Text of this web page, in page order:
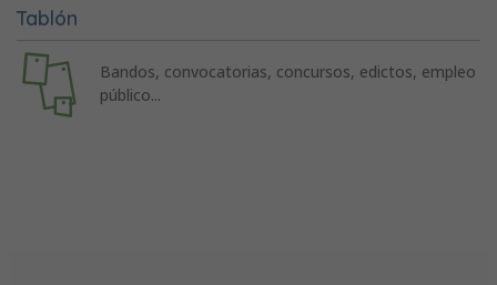
Tablón
Bandos, convocatorias, concursos, edictos, empleo
público...